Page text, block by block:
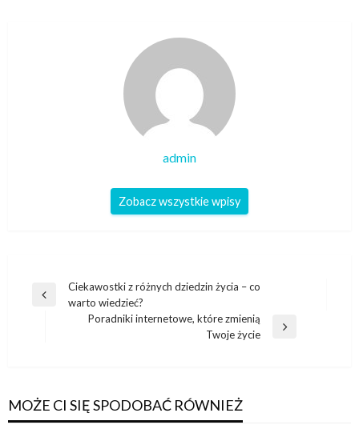
admin
Zobacz wszystkie wpisy
Nawigacja
wpisu
Poprzedni
Ciekawostki z różnych dziedzin życia – co
warto wiedzieć?
Poradniki internetowe, które zmienią
Twoje życie
MOŻE CI SIĘ SPODOBAĆ RÓWNIEŻ